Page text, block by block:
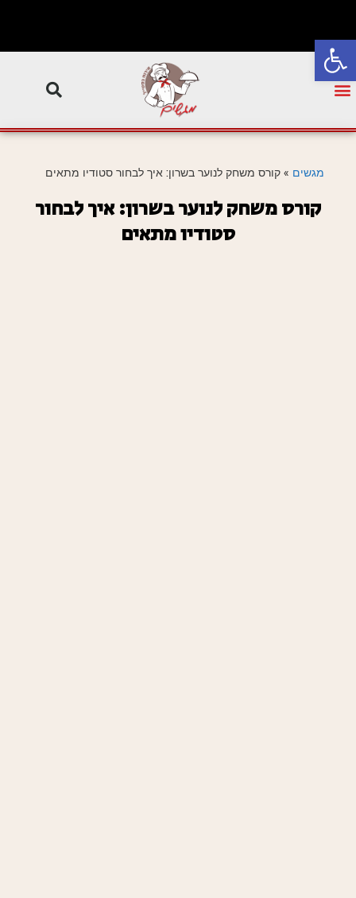
פתח סרגל נגישות
מגשים » קורס משחק לנוער בשרון: איך לבחור סטודיו מתאים
קורס משחק לנוער בשרון: איך לבחור
סטודיו מתאים